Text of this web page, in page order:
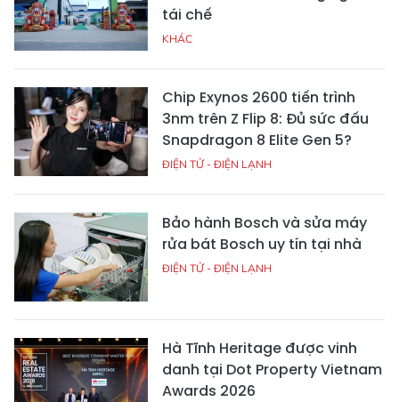
tái chế
KHÁC
Chip Exynos 2600 tiến trình
3nm trên Z Flip 8: Đủ sức đấu
Snapdragon 8 Elite Gen 5?
ĐIỆN TỬ - ĐIỆN LẠNH
Bảo hành Bosch và sửa máy
rửa bát Bosch uy tín tại nhà
ĐIỆN TỬ - ĐIỆN LẠNH
Hà Tĩnh Heritage được vinh
danh tại Dot Property Vietnam
Awards 2026